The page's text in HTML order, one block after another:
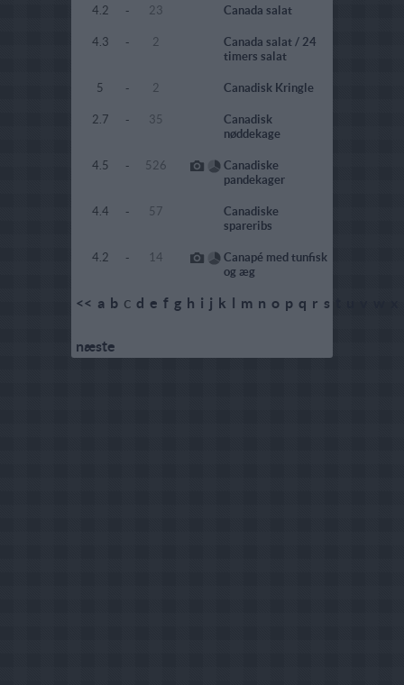
4.2 - 23 Canada salat
4.3 - 2
Canada salat / 24
timers salat
5 - 2 Canadisk Kringle
2.7 - 35
Canadisk
nøddekage
4.5 - 526
Canadiske
pandekager
4.4 - 57
Canadiske
spareribs
4.2 - 14
Canapé med tunfisk
og æg
<< a b c d e f g h i j k l m n o p q r s
næste